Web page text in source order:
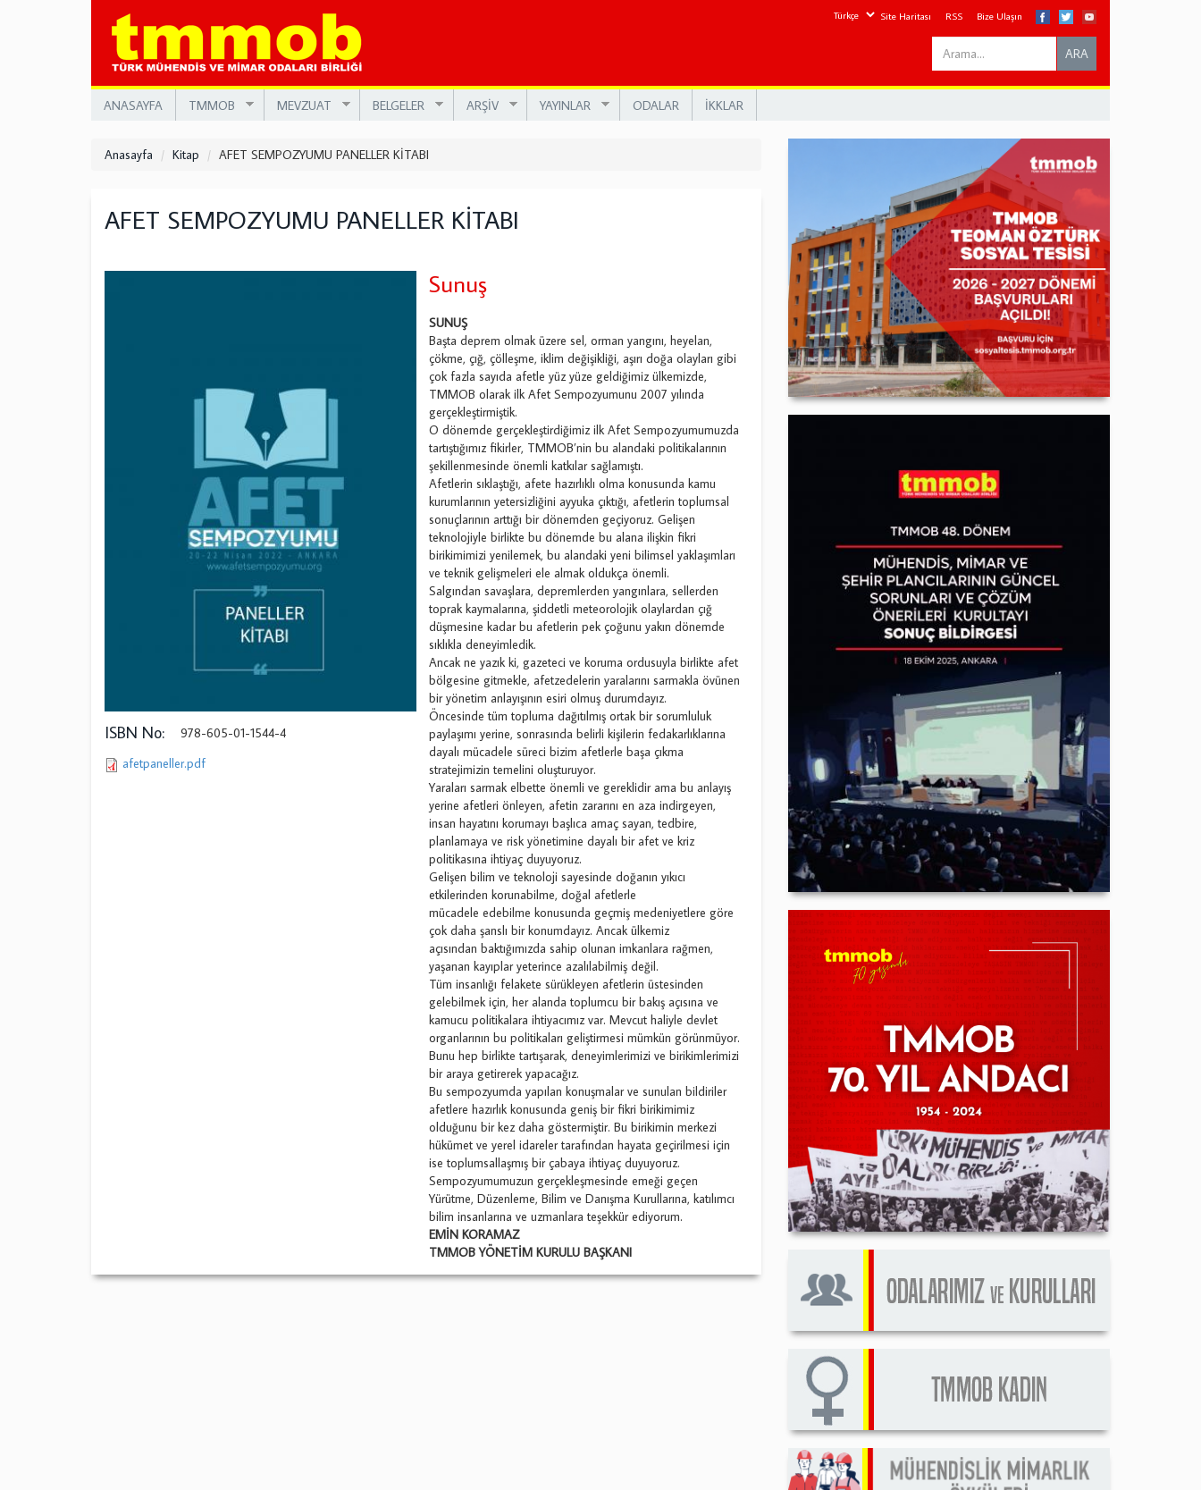
Site Haritası RSS Bize Ulaşın
Search
this
ARA
ANASAYFA TMMOB MEVZUAT BELGELER ARŞİV YAYINLAR ODALAR İKKLAR
Anasayfa Kitap AFET SEMPOZYUMU PANELLER KİTABI
AFET SEMPOZYUMU PANELLER KİTABI
ISBN No:
978-605-01-1544-4
afetpaneller.pdf
Sunuş
SUNUŞ
Başta deprem olmak üzere sel, orman yangını, heyelan,
çökme, çığ, çölleşme, iklim değişikliği, aşırı doğa olayları gibi
çok fazla sayıda afetle yüz yüze geldiğimiz ülkemizde,
TMMOB olarak ilk Afet Sempozyumunu 2007 yılında
gerçekleştirmiştik.
O dönemde gerçekleştirdiğimiz ilk Afet Sempozyumumuzda
tartıştığımız fikirler, TMMOB’nin bu alandaki politikalarının
şekillenmesinde önemli katkılar sağlamıştı.
Afetlerin sıklaştığı, afete hazırlıklı olma konusunda kamu
kurumlarının yetersizliğini ayyuka çıktığı, afetlerin toplumsal
sonuçlarının arttığı bir dönemden geçiyoruz. Gelişen
teknolojiyle birlikte bu dönemde bu alana ilişkin fikri
birikimimizi yenilemek, bu alandaki yeni bilimsel yaklaşımları
ve teknik gelişmeleri ele almak oldukça önemli.
Salgından savaşlara, depremlerden yangınlara, sellerden
toprak kaymalarına, şiddetli meteorolojik olaylardan çığ
düşmesine kadar bu afetlerin pek çoğunu yakın dönemde
sıklıkla deneyimledik.
Ancak ne yazık ki, gazeteci ve koruma ordusuyla birlikte afet
bölgesine gitmekle, afetzedelerin yaralarını sarmakla övünen
bir yönetim anlayışının esiri olmuş durumdayız.
Öncesinde tüm topluma dağıtılmış ortak bir sorumluluk
paylaşımı yerine, sonrasında belirli kişilerin fedakarlıklarına
dayalı mücadele süreci bizim afetlerle başa çıkma
stratejimizin temelini oluşturuyor.
Yaraları sarmak elbette önemli ve gereklidir ama bu anlayış
yerine afetleri önleyen, afetin zararını en aza indirgeyen,
insan hayatını korumayı başlıca amaç sayan, tedbire,
planlamaya ve risk yönetimine dayalı bir afet ve kriz
politikasına ihtiyaç duyuyoruz.
Gelişen bilim ve teknoloji sayesinde doğanın yıkıcı
etkilerinden korunabilme, doğal afetlerle
mücadele edebilme konusunda geçmiş medeniyetlere göre
çok daha şanslı bir konumdayız. Ancak ülkemiz
açısından baktığımızda sahip olunan imkanlara rağmen,
yaşanan kayıplar yeterince azalılabilmiş değil.
Tüm insanlığı felakete sürükleyen afetlerin üstesinden
gelebilmek için, her alanda toplumcu bir bakış açısına ve
kamucu politikalara ihtiyacımız var. Mevcut haliyle devlet
organlarının bu politikaları geliştirmesi mümkün görünmüyor.
Bunu hep birlikte tartışarak, deneyimlerimizi ve birikimlerimizi
bir araya getirerek yapacağız.
Bu sempozyumda yapılan konuşmalar ve sunulan bildiriler
afetlere hazırlık konusunda geniş bir fikri birikimimiz
olduğunu bir kez daha göstermiştir. Bu birikimin merkezi
hükümet ve yerel idareler tarafından hayata geçirilmesi için
ise toplumsallaşmış bir çabaya ihtiyaç duyuyoruz.
Sempozyumumuzun gerçekleşmesinde emeği geçen
Yürütme, Düzenleme, Bilim ve Danışma Kurullarına, katılımcı
bilim insanlarına ve uzmanlara teşekkür ediyorum.
EMİN KORAMAZ
TMMOB YÖNETİM KURULU BAŞKANI